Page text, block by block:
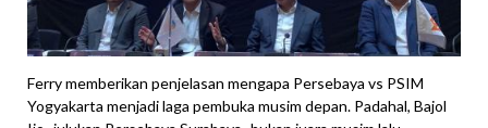
Ferry memberikan penjelasan mengapa Persebaya vs PSIM
Yogyakarta menjadi laga pembuka musim depan. Padahal, Bajol